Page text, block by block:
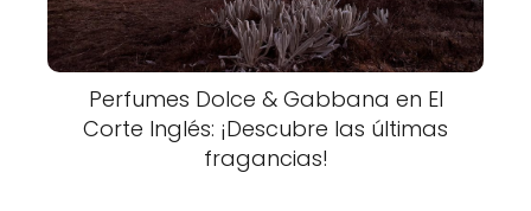
Perfumes Dolce & Gabbana en El
Corte Inglés: ¡Descubre las últimas
fragancias!